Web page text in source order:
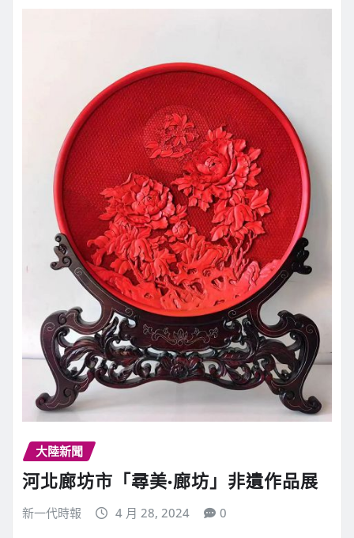
大陸新聞
河北廊坊市「尋美·廊坊」非遺作品展
新一代時報 4 月 28, 2024 0